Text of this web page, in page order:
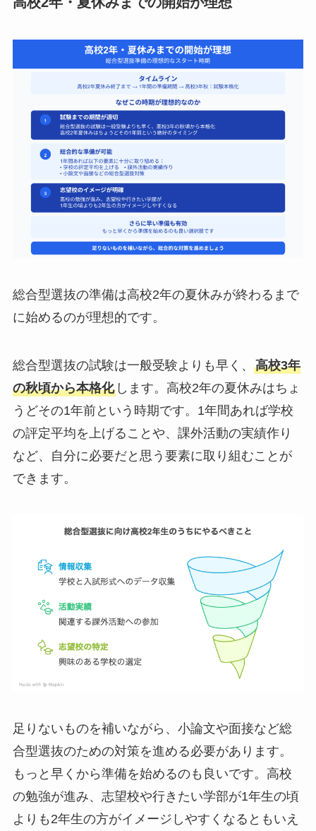
総合型選抜の準備は高校2年の夏休みが終わるまで
に始めるのが理想的です。
総合型選抜の試験は一般受験よりも早く、 高校3年
の秋頃から本格化します。高校2年の夏休みはちょ
うどその1年前という時期です。1年間あれば学校
の評定平均を上げることや、課外活動の実績作り
など、自分に必要だと思う要素に取り組むことが
できます。
足りないものを補いながら、小論文や面接など総
合型選抜のための対策を進める必要があります。
もっと早くから準備を始めるのも良いです。高校
の勉強が進み、志望校や行きたい学部が1年生の頃
よりも2年生の方がイメージしやすくなるともいえ